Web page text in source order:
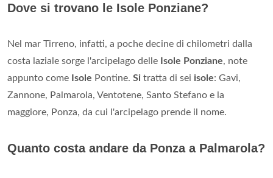
Dove si trovano le Isole Ponziane?
Nel mar Tirreno, infatti, a poche decine di chilometri dalla
costa laziale sorge l'arcipelago delle Isole Ponziane, note
appunto come Isole Pontine. Si tratta di sei isole: Gavi,
Zannone, Palmarola, Ventotene, Santo Stefano e la
maggiore, Ponza, da cui l'arcipelago prende il nome.
Quanto costa andare da Ponza a Palmarola?